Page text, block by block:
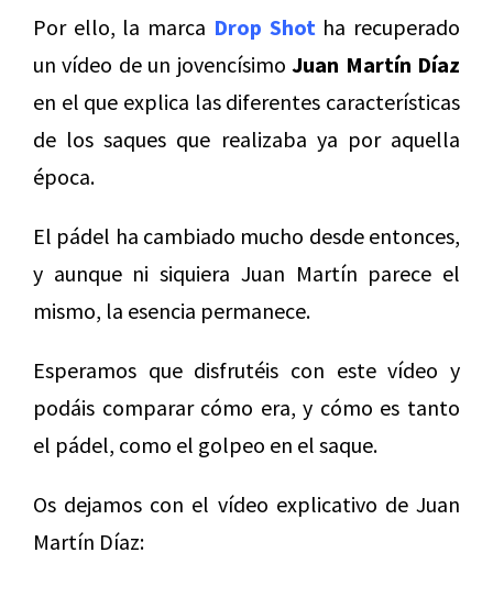
Por ello, la marca Drop Shotha recuperado
un vídeo de un jovencísimo Juan Martín Díaz
en el que explica las diferentes características
de los saques que realizaba ya por aquella
época.
El pádel ha cambiado mucho desde entonces,
y aunque ni siquiera Juan Martín parece el
mismo, la esencia permanece.
Esperamos que disfrutéis con este vídeo y
podáis comparar cómo era, y cómo es tanto
el pádel, como el golpeo en el saque.
Os dejamos con el vídeo explicativo de Juan
Martín Díaz: